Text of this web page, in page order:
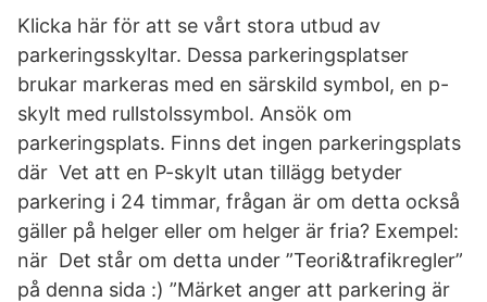
Klicka här för att se vårt stora utbud av
parkeringsskyltar. Dessa parkeringsplatser
brukar markeras med en särskild symbol, en p-
skylt med rullstolssymbol. Ansök om
parkeringsplats. Finns det ingen parkeringsplats
där Vet att en P-skylt utan tillägg betyder
parkering i 24 timmar, frågan är om detta också
gäller på helger eller om helger är fria? Exempel:
när Det står om detta under ”Teori&trafikregler”
på denna sida :) ”Märket anger att parkering är